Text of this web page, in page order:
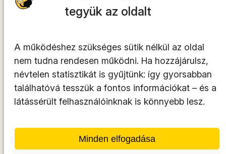
tegyük az oldalt
A működéshez szükséges sütik nélkül az oldal
nem tudna rendesen működni. Ha hozzájárulsz,
névtelen statisztikát is gyűjtünk: így gyorsabban
találhatóvá tesszük a fontos információkat – és a
látássérült felhasználóinknak is könnyebb lesz.
Minden elfogadása
Oldaltérkép
YouTube
LinkedIn
TikTok
A tárhelyszolgáltató azINTEGRITY Kft.